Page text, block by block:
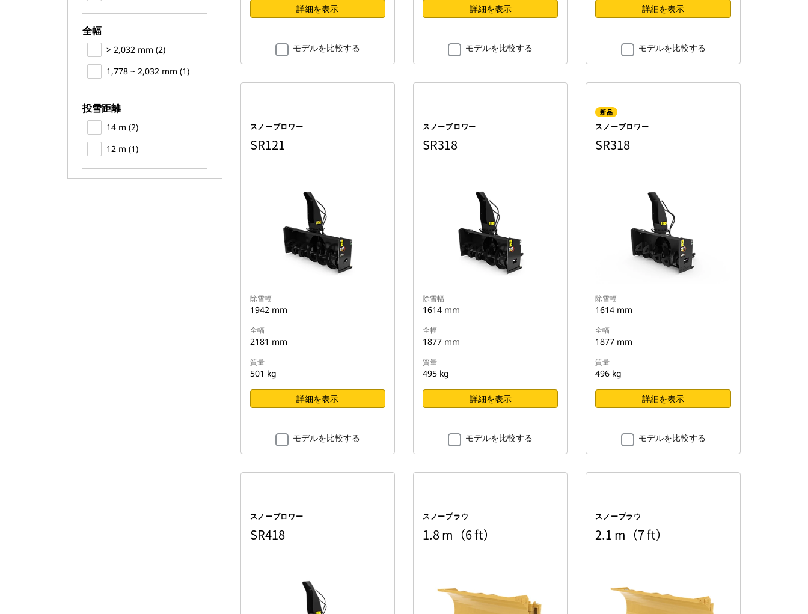
全幅
> 2,032 mm (2)
1,778 ~ 2,032 mm (1)
投雪距離
14 m (2)
12 m (1)
詳細を表示
モデルを比較する
詳細を表示
モデルを比較する
詳細を表示
モデルを比較する
スノーブロワー
SR121
除雪幅
1942 mm
全幅
2181 mm
質量
501 kg
詳細を表示
モデルを比較する
スノーブロワー
SR318
除雪幅
1614 mm
全幅
1877 mm
質量
495 kg
詳細を表示
モデルを比較する
新品
スノーブロワー
SR318
除雪幅
1614 mm
全幅
1877 mm
質量
496 kg
詳細を表示
モデルを比較する
スノーブロワー
SR418
スノープラウ
1.8 m（6 ft）
スノープラウ
2.1 m（7 ft）